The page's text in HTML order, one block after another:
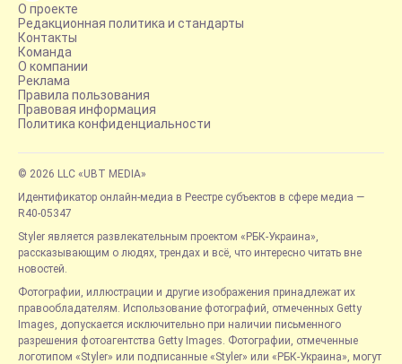
О проекте
Редакционная политика и стандарты
Контакты
Команда
О компании
Реклама
Правила пользования
Правовая информация
Политика конфиденциальности
© 2026 LLC «UBT MEDIA»
Идентификатор онлайн-медиа в Реестре субъектов в сфере медиа —
R40-05347
Styler является развлекательным проектом «РБК-Украина»,
рассказывающим о людях, трендах и всё, что интересно читать вне
новостей.
Фотографии, иллюстрации и другие изображения принадлежат их
правообладателям. Использование фотографий, отмеченных Getty
Images, допускается исключительно при наличии письменного
разрешения фотоагентства Getty Images. Фотографии, отмеченные
логотипом «Styler» или подписанные «Styler» или «РБК-Украина», могут